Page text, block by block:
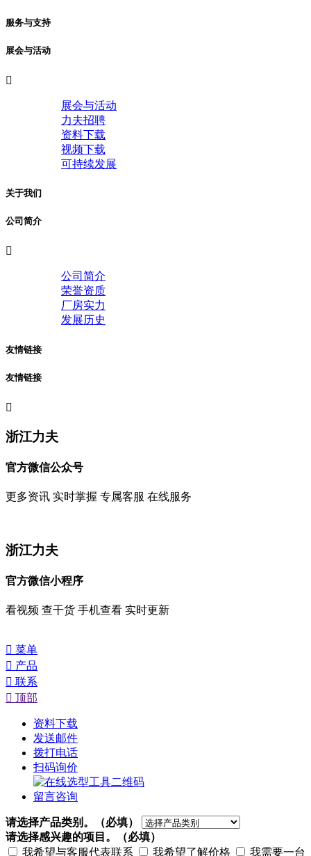
服务与支持
展会与活动

展会与活动
力夫招聘
资料下载
视频下载
可持续发展
关于我们
公司简介

公司简介
荣誉资质
厂房实力
发展历史
友情链接
友情链接

浙江力夫
官方微信公众号
更多资讯 实时掌握 专属客服 在线服务
浙江力夫
官方微信小程序
看视频 查干货 手机查看 实时更新
 菜单
 产品
 联系
 顶部
资料下载
发送邮件
拨打电话
扫码询价
留言咨询
请选择产品类别。
（必填）
请选择感兴趣的项目。
（必填）
我希望与客服代表联系
我希望了解价格 我需要一台